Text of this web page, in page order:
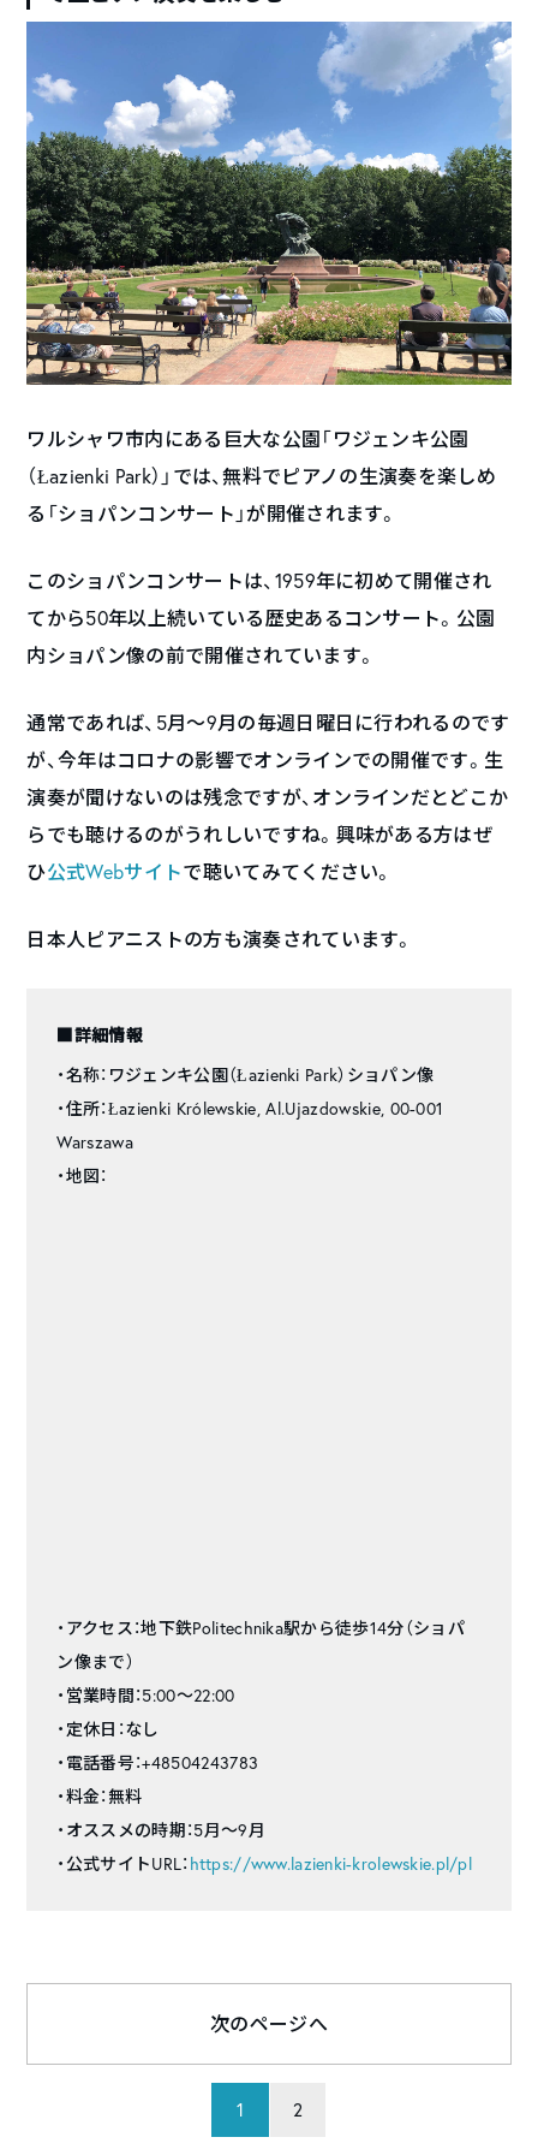
ワルシャワ市内にある巨大な公園「ワジェンキ公園
（Łazienki Park）」では、無料でピアノの生演奏を楽しめ
る「ショパンコンサート」が開催されます。
このショパンコンサートは、1959年に初めて開催され
てから50年以上続いている歴史あるコンサート。公園
内ショパン像の前で開催されています。
通常であれば、5月〜9月の毎週日曜日に行われるのです
が、今年はコロナの影響でオンラインでの開催です。生
演奏が聞けないのは残念ですが、オンラインだとどこか
らでも聴けるのがうれしいですね。興味がある方はぜ
ひ公式Webサイトで聴いてみてください。
日本人ピアニストの方も演奏されています。
■詳細情報
・名称：ワジェンキ公園（Łazienki Park）ショパン像
・住所：Łazienki Królewskie, Al.Ujazdowskie, 00-001
Warszawa
・地図：
・アクセス：地下鉄Politechnika駅から徒歩14分（ショパ
ン像まで）
・営業時間：5:00〜22:00
・定休日：なし
・電話番号：+48504243783
・料金：無料
・オススメの時期：5月〜9月
・公式サイトURL： https://www.lazienki-krolewskie.pl/pl
1 2
次のページへ